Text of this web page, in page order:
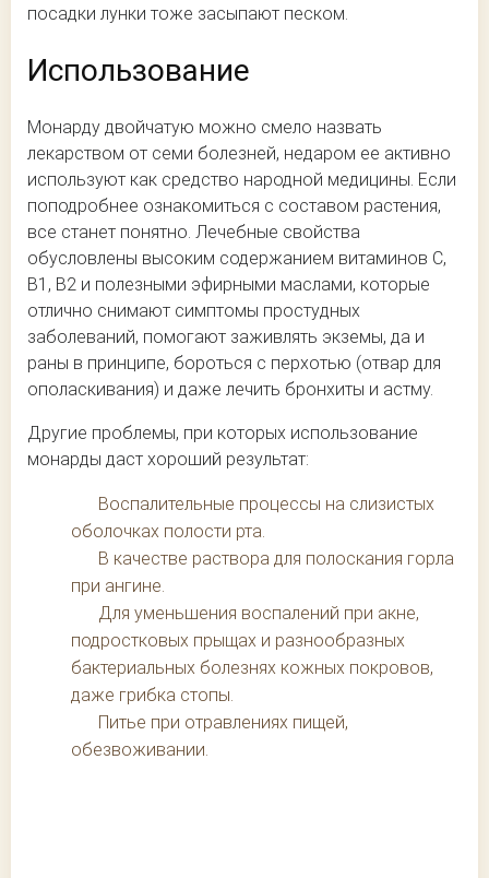
посадки лунки тоже засыпают песком.
Использование
Монарду двойчатую можно смело назвать
лекарством от семи болезней, недаром ее активно
используют как средство народной медицины. Если
поподробнее ознакомиться с составом растения,
все станет понятно. Лечебные свойства
обусловлены высоким содержанием витаминов С,
В1, В2 и полезными эфирными маслами, которые
отлично снимают симптомы простудных
заболеваний, помогают заживлять экземы, да и
раны в принципе, бороться с перхотью (отвар для
ополаскивания) и даже лечить бронхиты и астму.
Другие проблемы, при которых использование
монарды даст хороший результат:
Воспалительные процессы на слизистых
оболочках полости рта.
В качестве раствора для полоскания горла
при ангине.
Для уменьшения воспалений при акне,
подростковых прыщах и разнообразных
бактериальных болезнях кожных покровов,
даже грибка стопы.
Питье при отравлениях пищей,
обезвоживании.